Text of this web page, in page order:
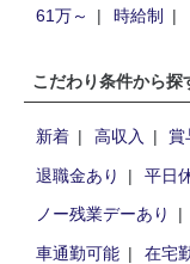
61万～
時給制
こだわり条件から探
新着 高収入 賞
退職金あり
平日
ノー残業デーあり
車通勤可能
在宅